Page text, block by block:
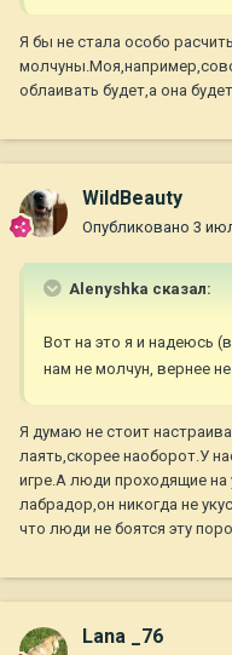
Я бы не стала особо
облаивать будет,а она
WildBeauty
Опубликовано 3
Alenyshka сказал:
Вот на это я и надеюсь
нам не молчун, вернее
Я думаю не стоит
лаять,скорее наоборот.У
игре.А люди проходящие на
лабрадор,он никогда не
что люди не боятся эту
Lana _76